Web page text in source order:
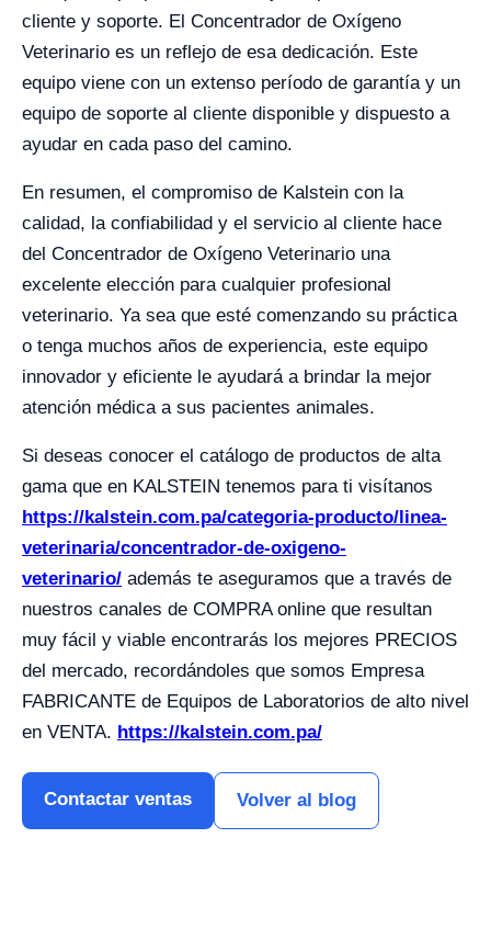
cliente y soporte. El Concentrador de Oxígeno
Veterinario es un reflejo de esa dedicación. Este
equipo viene con un extenso período de garantía y un
equipo de soporte al cliente disponible y dispuesto a
ayudar en cada paso del camino.
En resumen, el compromiso de Kalstein con la
calidad, la confiabilidad y el servicio al cliente hace
del Concentrador de Oxígeno Veterinario una
excelente elección para cualquier profesional
veterinario. Ya sea que esté comenzando su práctica
o tenga muchos años de experiencia, este equipo
innovador y eficiente le ayudará a brindar la mejor
atención médica a sus pacientes animales.
Si deseas conocer el catálogo de productos de alta
gama que en KALSTEIN tenemos para ti visítanos
https://kalstein.com.pa/categoria-producto/linea-
veterinaria/concentrador-de-oxigeno-
veterinario/ además te aseguramos que a través de
nuestros canales de COMPRA online que resultan
muy fácil y viable encontrarás los mejores PRECIOS
del mercado, recordándoles que somos Empresa
FABRICANTE de Equipos de Laboratorios de alto nivel
en VENTA. https://kalstein.com.pa/
Contactar ventas Volver al blog